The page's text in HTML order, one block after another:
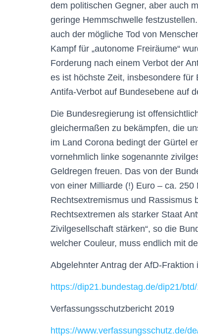
dem politischen Gegner, aber auch
geringe Hemmschwelle
auch der mögliche Tod von
Kampf für „autonome Freiräume“
Forderung nach einem Verbot der
es ist höchste Zeit, insbesondere
Antifa-Verbot auf Bundesebene auf
Die Bundesregierung ist
gleichermaßen zu bekämpfen, die
im Land Corona bedingt der Gürtel
vornehmlich linke sogenannte
Geldregen freuen. Das von der
von einer Milliarde (!) Euro – ca.
Rechtsextremismus und Rassismus
Rechtsextremen als starker Staat
Zivilgesellschaft stärken“, so die
welcher Couleur, muss endlich mit
Abgelehnter Antrag der AfD-
https://dip21.bundestag.de/dip21/
Verfassungsschutzbericht 2019
https://www.verfassungsschutz.de/